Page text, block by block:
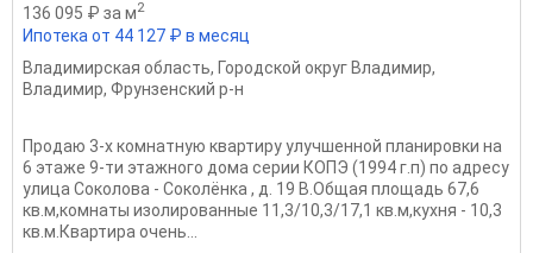
136 095 ₽ за м2
Ипотека от 44 127 ₽ в месяц
Владимирская область, Городской округ Владимир,
Владимир, Фрунзенский р-н
Продаю 3-х комнатную квартиру улучшенной планировки на
6 этаже 9-ти этажного дома серии КОПЭ (1994 г.п) по адресу
улица Соколова - Соколёнка , д. 19 В.Общая площадь 67,6
кв.м,комнаты изолированные 11,3/10,3/17,1 кв.м,кухня - 10,3
кв.м.Квартира очень...